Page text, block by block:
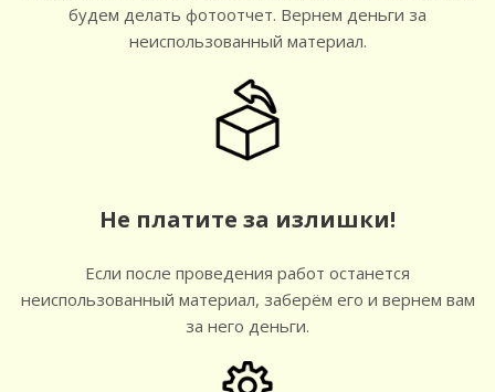
будем делать фотоотчет. Вернем деньги за
неиспользованный материал.
Не платите за излишки!
Если после проведения работ останется
неиспользованный материал, заберём его и вернем вам
за него деньги.